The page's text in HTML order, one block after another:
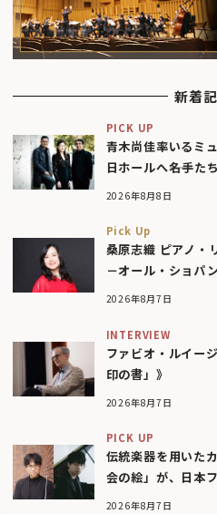
新着
PICK UP
青木尚佳率いるミ
日ホールへ――名手
2026年8月8日
Pick Up
桑原志織 ピアノ・
－オール・ショパ
2026年8月7日
INTERVIEW
ファビオ・ルイー
印の書」》
2026年8月7日
PICK UP
伝統楽器を用いた
会の絵」が、日本
2026年8月7日